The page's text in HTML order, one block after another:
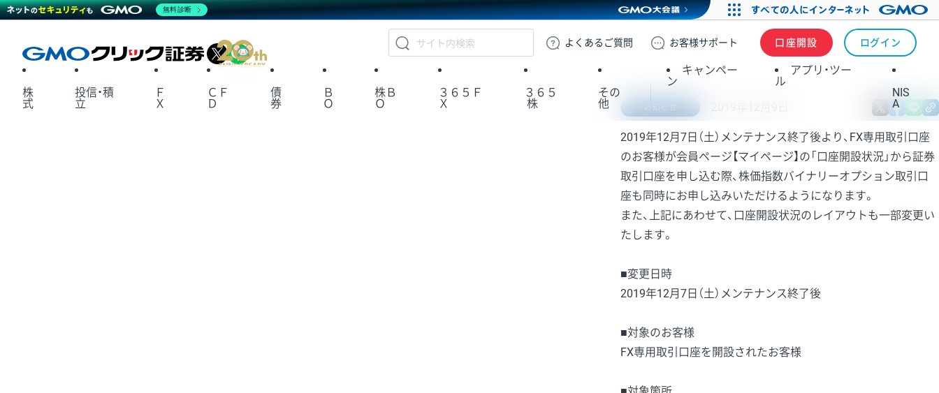
GMOクリック証券
よくある ご質問 お客様サポート 口座開設 ログイン
X
株
式
投信・積
立
Ｆ
Ｘ
ＣＦ
Ｄ
債
券
Ｂ
Ｏ
株Ｂ
Ｏ
３６５Ｆ
Ｘ
３６５
株
その
他
キャンペー
ン
アプリ・ツー
ル
NIS
A
X
2019年12月7日（土）メンテナンス終了後より、FX専用取引口座
のお客様が会員ページ【マイページ】の「口座開設状況」から証券
取引口座を申し込む際、株価指数バイナリーオプション取引口
座も同時にお申し込みいただけるようになります。
また、上記にあわせて、口座開設状況のレイアウトも一部変更い
たします。
■変更日時
2019年12月7日（土）メンテナンス終了後
■対象のお客様
FX専用取引口座を開設されたお客様
無料診断